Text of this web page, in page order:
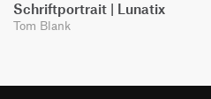
Schriftportrait | Lunatix
Tom Blank